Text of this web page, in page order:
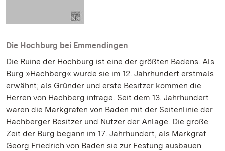
Die Hochburg bei Emmendingen
Die Ruine der Hochburg ist eine der größten Badens. Als
Burg »Hachberg« wurde sie im 12. Jahrhundert erstmals
erwähnt; als Gründer und erste Besitzer kommen die
Herren von Hachberg infrage. Seit dem 13. Jahrhundert
waren die Markgrafen von Baden mit der Seitenlinie der
Hachberger Besitzer und Nutzer der Anlage. Die große
Zeit der Burg begann im 17. Jahrhundert, als Markgraf
Georg Friedrich von Baden sie zur Festung ausbauen